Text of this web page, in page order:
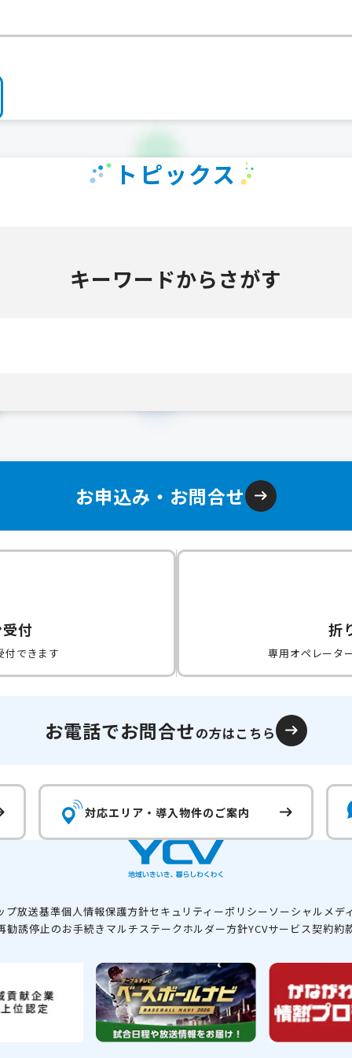
トピックス
キーワードからさがす
お申込み・お問合せ
付
付できます
折
専用オペレータ
お電話でお問合せの方はこちら
対応エリア・導入物件のご案内
プ放送基準個人情報保護方針セキュリティーポリシーソーシャルメデ
勧誘停止のお手続き マルチステークホルダー方針YCVサービス契約約